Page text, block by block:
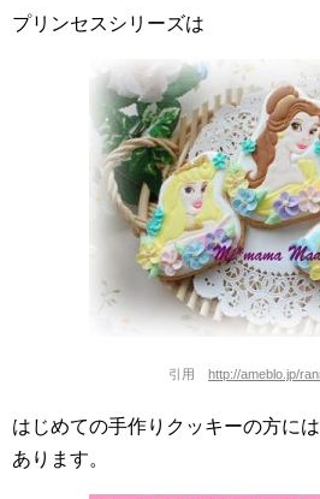
プリンセスシリーズは
引用 http://ameblo.jp/
はじめての手作りクッキーの方に
あります。